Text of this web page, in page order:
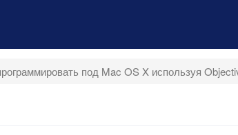
под Mac OS X используя